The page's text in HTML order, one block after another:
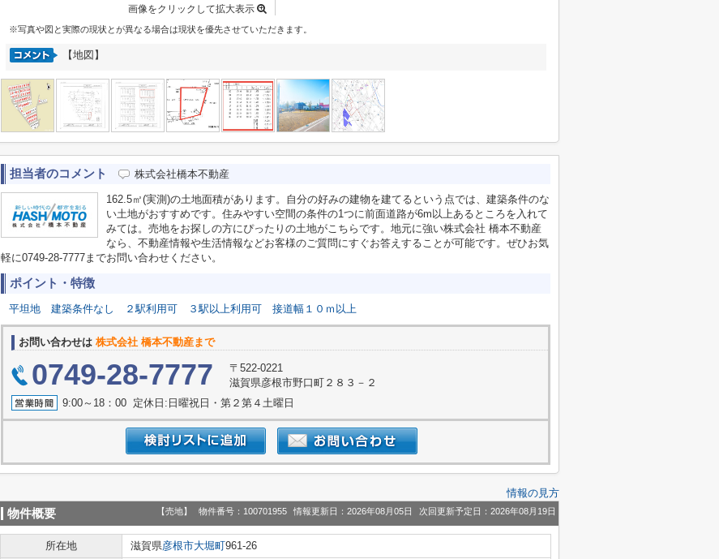
画像をクリックして拡大表示
※写真や図と実際の現状とが異なる場合は現状を優先させていただきます。
【地図】
担当者のコメント 株式会社橋本不動産
162.5㎡(実測)の土地面積があります。自分の好みの建物を建てるという点では、建築条件のな
い土地がおすすめです。住みやすい空間の条件の1つに前面道路が6m以上あるところを入れて
みては。売地をお探しの方にぴったりの土地がこちらです。地元に強い株式会社 橋本不動産
なら、不動産情報や生活情報などお客様のご質問にすぐお答えすることが可能です。ぜひお気
軽に0749-28-7777までお問い合わせください。
ポイント・特徴
平坦地 建築条件なし ２駅利用可 ３駅以上利用可 接道幅１０ｍ以上
お問い合わせは 株式会社 橋本不動産まで
0749-28-7777
〒522-0221
滋賀県彦根市野口町２８３－２
9:00～18：00 定休日:日曜祝日・第２第４土曜日
情報の見方
物件概要 【売地】 物件番号：100701955 情報更新日：2026年08月05日 次回更新予定日：2026年08月19日
所在地 滋賀県彦根市大堀町961-26